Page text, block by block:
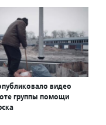
видео
группы помощи